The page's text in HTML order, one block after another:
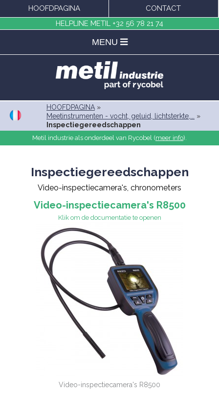
HOOFDPAGINA
CONTACT
HELPLINE METIL +32 56 78 21 74
MENU
HOOFDPAGINA »
Meetinstrumenten - vocht, geluid, lichtsterkte,...
»
Inspectiegereedschappen
Metil industrie als onderdeel van Rycobel (meer info).
Inspectiegereedschappen
Video-inspectiecamera's, chronometers
Video-inspectiecamera's R8500
Klik om de documentatie te openen
Video-inspectiecamera's R8500